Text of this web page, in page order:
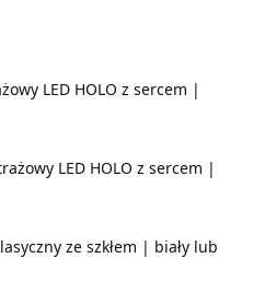
LED HOLO z sercem |
LED HOLO z sercem |
ze szkłem | biały lub